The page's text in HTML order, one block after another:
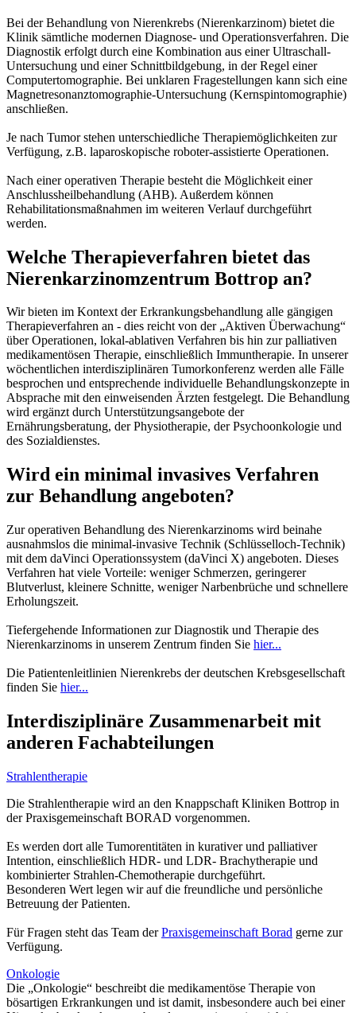
Bei der Behandlung von Nierenkrebs (Nierenkarzinom) bietet die
Klinik sämtliche modernen Diagnose- und Operationsverfahren. Die
Diagnostik erfolgt durch eine Kombination aus einer Ultraschall-
Untersuchung und einer Schnittbildgebung, in der Regel einer
Computertomographie. Bei unklaren Fragestellungen kann sich eine
Magnetresonanztomographie-Untersuchung (Kernspintomographie)
anschließen.
Je nach Tumor stehen unterschiedliche Therapiemöglichkeiten zur
Verfügung, z.B. laparoskopische roboter-assistierte Operationen.
Nach einer operativen Therapie besteht die Möglichkeit einer
Anschlussheilbehandlung (AHB). Außerdem können
Rehabilitationsmaßnahmen im weiteren Verlauf durchgeführt
werden.
Welche Therapieverfahren bietet das
Nierenkarzinomzentrum Bottrop an?
Wir bieten im Kontext der Erkrankungsbehandlung alle gängigen
Therapieverfahren an - dies reicht von der „Aktiven Überwachung“
über Operationen, lokal-ablativen Verfahren bis hin zur palliativen
medikamentösen Therapie, einschließlich Immuntherapie. In unserer
wöchentlichen interdisziplinären Tumorkonferenz werden alle Fälle
besprochen und entsprechende individuelle Behandlungskonzepte in
Absprache mit den einweisenden Ärzten festgelegt. Die Behandlung
wird ergänzt durch Unterstützungsangebote der
Ernährungsberatung, der Physiotherapie, der Psychoonkologie und
des Sozialdienstes.
Wird ein minimal invasives Verfahren
zur Behandlung angeboten?
Zur operativen Behandlung des Nierenkarzinoms wird beinahe
ausnahmslos die minimal-invasive Technik (Schlüsselloch-Technik)
mit dem daVinci Operationssystem (daVinci X) angeboten. Dieses
Verfahren hat viele Vorteile: weniger Schmerzen, geringerer
Blutverlust, kleinere Schnitte, weniger Narbenbrüche und schnellere
Erholungszeit.
Tiefergehende Informationen zur Diagnostik und Therapie des
Nierenkarzinoms in unserem Zentrum finden Sie hier...
Die Patientenleitlinien Nierenkrebs der deutschen Krebsgesellschaft
finden Sie hier...
Interdisziplinäre Zusammenarbeit mit
anderen Fachabteilungen
Strahlentherapie
Die Strahlentherapie wird an den Knappschaft Kliniken Bottrop in
der Praxisgemeinschaft BORAD vorgenommen.
Es werden dort alle Tumorentitäten in kurativer und palliativer
Intention, einschließlich HDR- und LDR- Brachytherapie und
kombinierter Strahlen-Chemotherapie durchgeführt.
Besonderen Wert legen wir auf die freundliche und persönliche
Betreuung der Patienten.
Für Fragen steht das Team derPraxisgemeinschaft Borad gerne zur
Verfügung.
Onkologie
Die „Onkologie“ beschreibt die medikamentöse Therapie von
bösartigen Erkrankungen und ist damit, insbesondere auch bei einer